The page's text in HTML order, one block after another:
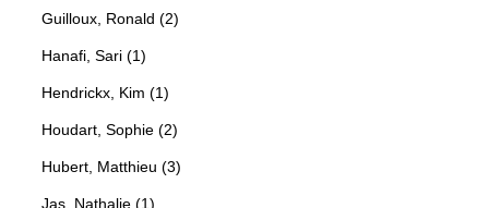
Guilloux, Ronald (2)
Hanafi, Sari (1)
Hendrickx, Kim (1)
Houdart, Sophie (2)
Hubert, Matthieu (3)
Jas, Nathalie (1)